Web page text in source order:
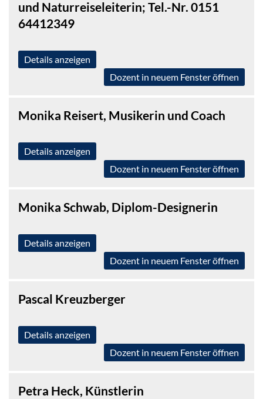
und Naturreiseleiterin; Tel.-Nr. 0151
64412349
Details anzeigen
Dozent in neuem Fenster öffnen
Monika Reisert, Musikerin und Coach
Details anzeigen
Dozent in neuem Fenster öffnen
Monika Schwab, Diplom-Designerin
Details anzeigen
Dozent in neuem Fenster öffnen
Pascal Kreuzberger
Details anzeigen
Dozent in neuem Fenster öffnen
Petra Heck, Künstlerin